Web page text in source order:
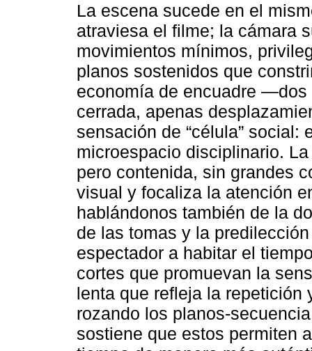
La escena sucede en el
atraviesa el filme; la cámara
movimientos mínimos,
planos sostenidos que
economía de encuadre
cerrada, apenas
sensación de “célula” social:
microespacio disciplinario.
pero contenida, sin grandes
visual y focaliza la atención
hablándonos también de la
de las tomas y la
espectador a habitar el
cortes que promuevan la
lenta que refleja la repetición
rozando los planos-
sostiene que estos permiten